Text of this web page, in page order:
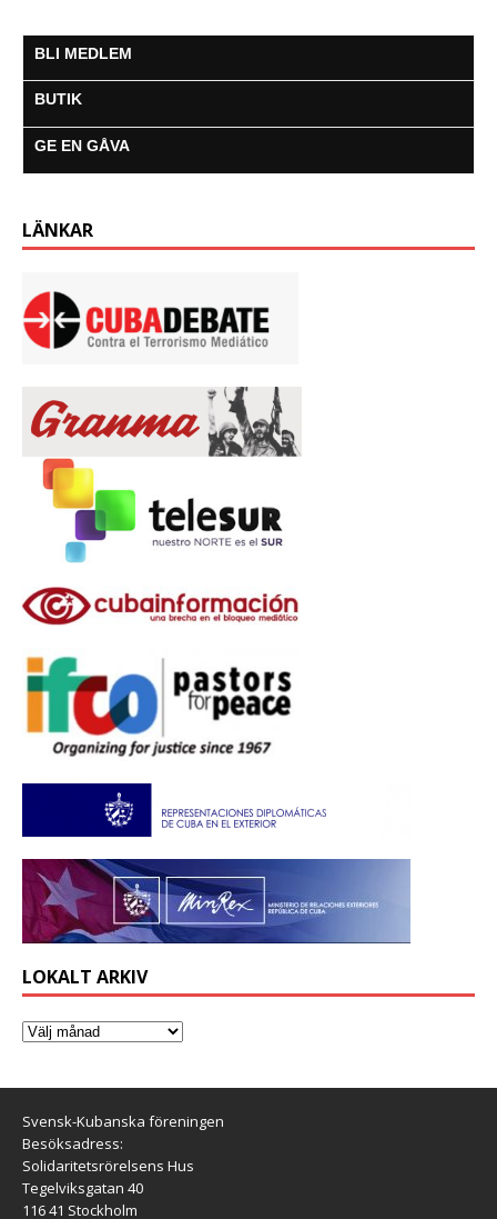
BLI MEDLEM
BUTIK
GE EN GÅVA
LÄNKAR
LOKALT ARKIV
Svensk-Kubanska föreningen
Besöksadress:
Solidaritetsrörelsens Hus
Tegelviksgatan 40
116 41 Stockholm